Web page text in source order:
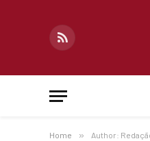
RSS
Home » Author: